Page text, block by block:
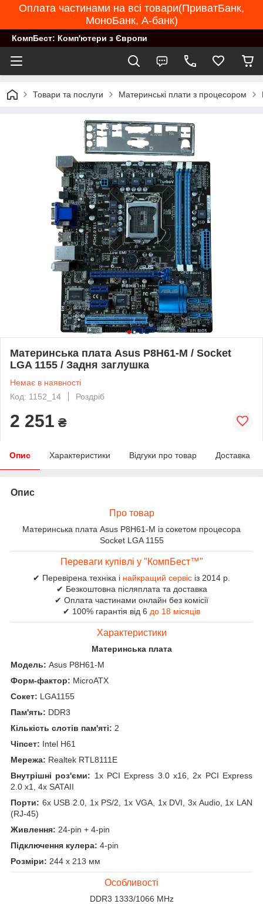
Оплата частинами на всі товари(ПриватБанк,
МоноБанк, А-банк)
КомпБест: Комп'ютери з Європи
Товари та послуги Материнські плати з процесором
Материнська плата Asus P8H61-M / Socket
LGA 1155 / Задня заглушка
Немає в наявності
Код: 1152_14
Роздріб
2 251 ₴
Опис Характеристики Відгуки про товар Доставка
Опис
Про товар
Материнська плата Asus P8H61-M із сокетом процесора
Socket LGA 1155
Переваги купівлі у "КомпБест™"
✔ Перевірена техніка і найкращий сервіс із 2014 р.
✔ Безкоштовна післяплата та доставка
✔ Оплата частинами онлайн без комісії
✔ 100% гарантія від 6 до 18 місяців
Характеристики
Материнська плата
Модель: Asus P8H61-M
Форм-фактор: MicroATX
Сокет: LGA1155
Пам'ять: DDR3
Кількість слотів пам'яті: 2
Чіпсет: Intel H61
Мережа: Realtek RTL8111E
Внутрішні роз'єми: 1x PCI Express 3.0 x16, 2x PCI Express
2.0 x1, 4x SATAII
Порти: 6x USB 2.0, 1x PS/2, 1x VGA, 1x DVI, 3x Audio, 1x LAN
(RJ-45)
Живлення: 24-pin + 4-pin
Підключення кулера: 4-pin
Розміри: 244 x 213 мм
Особливості
DDR3 1333/1066 MHz